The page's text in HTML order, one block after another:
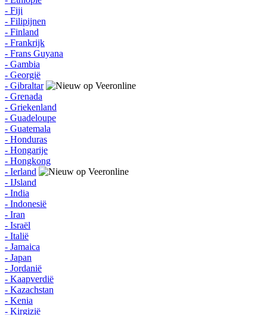
- Fiji
- Filipijnen
- Finland
- Frankrijk
- Frans Guyana
- Gambia
- Georgië
- Gibraltar
- Grenada
- Griekenland
- Guadeloupe
- Guatemala
- Honduras
- Hongarije
- Hongkong
- Ierland
- IJsland
- India
- Indonesië
- Iran
- Israël
- Italië
- Jamaica
- Japan
- Jordanië
- Kaapverdië
- Kazachstan
- Kenia
- Kirgizië